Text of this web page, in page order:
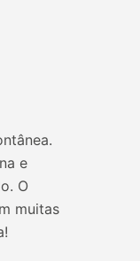
e
O
muitas